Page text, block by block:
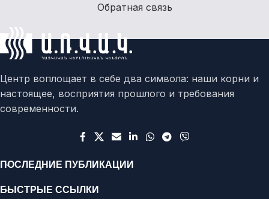
Обратная связь
Центр воплощает в себе два символа: наши корни и
настоящее, восприятия прошлого и требования
современности.
ПОСЛЕДНИЕ ПУБЛИКАЦИИ
БЫСТРЫЕ ССЫЛКИ